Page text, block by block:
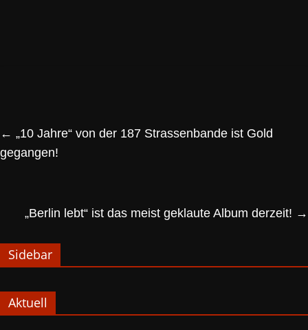
← „10 Jahre“ von der 187 Strassenbande ist Gold
gegangen!
„Berlin lebt“ ist das meist geklaute Album derzeit! →
Sidebar
Aktuell